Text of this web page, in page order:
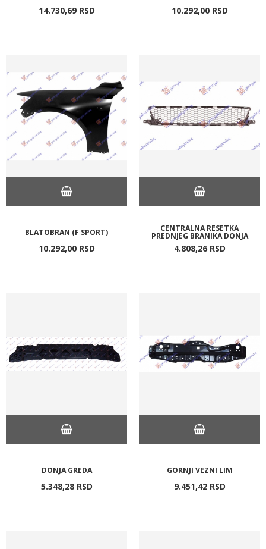
14.730,69 RSD 10.292,00 RSD
BLATOBRAN (F SPORT)
10.292,00 RSD
CENTRALNA RESETKA
PREDNJEG BRANIKA DONJA
4.808,26 RSD
DONJA GREDA
5.348,28 RSD
GORNJI VEZNI LIM
9.451,42 RSD